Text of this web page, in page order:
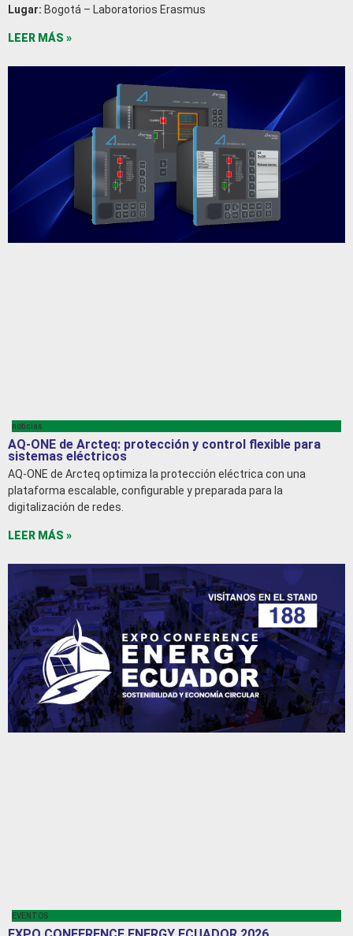
Lugar: Bogotá – Laboratorios Erasmus
LEER MÁS »
noticias
AQ-ONE de Arcteq: protección y control flexible para
sistemas eléctricos
AQ-ONE de Arcteq optimiza la protección eléctrica con una
plataforma escalable, configurable y preparada para la
digitalización de redes.
LEER MÁS »
EVENTOS